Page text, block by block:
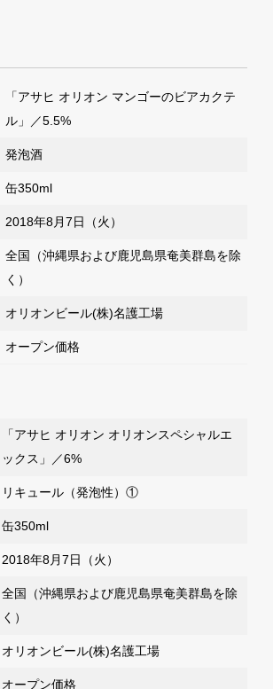
「アサヒ オリオン マンゴーのビアカクテ
ル」／5.5%
発泡酒
缶350ml
2018年8月7日（火）
全国（沖縄県および鹿児島県奄美群島を除
く）
オリオンビール(株)名護工場
オープン価格
「アサヒ オリオン オリオンスペシャルエ
ックス」／6%
リキュール（発泡性）①
缶350ml
2018年8月7日（火）
全国（沖縄県および鹿児島県奄美群島を除
く）
オリオンビール(株)名護工場
オープン価格